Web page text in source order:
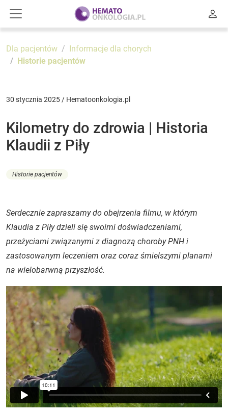
Dla pacjentów
Informacje dla chorych
Historie pacjentów
30 stycznia 2025 / Hematoonkologia.pl
Kilometry do zdrowia | Historia
Klaudii z Piły
Historie pacjentów
Serdecznie zapraszamy do obejrzenia filmu, w którym
Klaudia z Piły dzieli się swoimi doświadczeniami,
przeżyciami związanymi z diagnozą choroby PNH i
zastosowanym leczeniem oraz coraz śmielszymi planami
na wielobarwną przyszłość.